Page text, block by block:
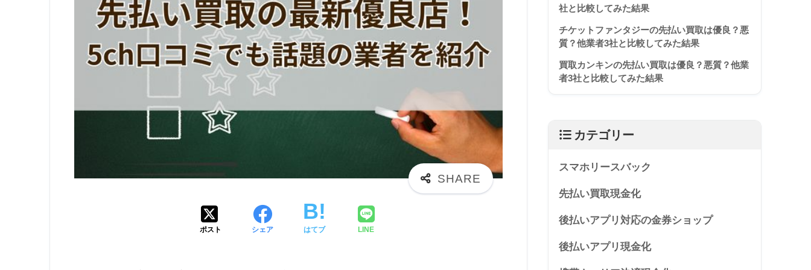
ポスト シェア はてブ LINE
社と比較してみた結果
チケットファンタジーの先払い買取は優良？悪
質？他業者3社と比較してみた結果
買取カンキンの先払い買取は優良？悪質？他業
者3社と比較してみた結果
カテゴリー
スマホリースバック
先払い買取現金化
後払いアプリ対応の金券ショップ
後払いアプリ現金化